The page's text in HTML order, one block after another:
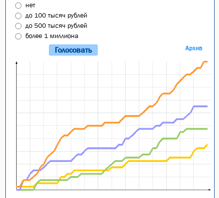
нет
до 100 тысяч рублей
до 500 тысяч рублей
более 1 миллиона
Архив